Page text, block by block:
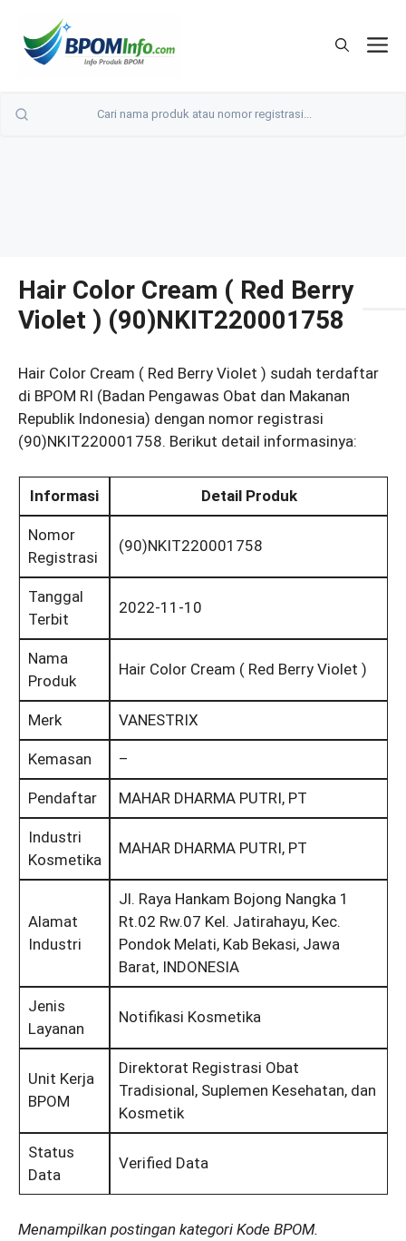
Hair Color Cream ( Red Berry
Violet ) (90)NKIT220001758
Hair Color Cream ( Red Berry Violet ) sudah terdaftar
di BPOM RI (Badan Pengawas Obat dan Makanan
Republik Indonesia) dengan nomor registrasi
(90)NKIT220001758. Berikut detail informasinya:
Informasi Detail Produk
Nomor
Registrasi
(90)NKIT220001758
Tanggal
Terbit
2022-11-10
Nama
Produk
Hair Color Cream ( Red Berry Violet )
Merk VANESTRIX
Kemasan –
Pendaftar MAHAR DHARMA PUTRI, PT
Industri
Kosmetika
MAHAR DHARMA PUTRI, PT
Alamat
Industri
Jl. Raya Hankam Bojong Nangka 1
Rt.02 Rw.07 Kel. Jatirahayu, Kec.
Pondok Melati, Kab Bekasi, Jawa
Barat, INDONESIA
Jenis
Layanan
Notifikasi Kosmetika
Unit Kerja
BPOM
Direktorat Registrasi Obat
Tradisional, Suplemen Kesehatan, dan
Kosmetik
Status
Data
Verified Data
Menampilkan postingan kategori Kode BPOM.